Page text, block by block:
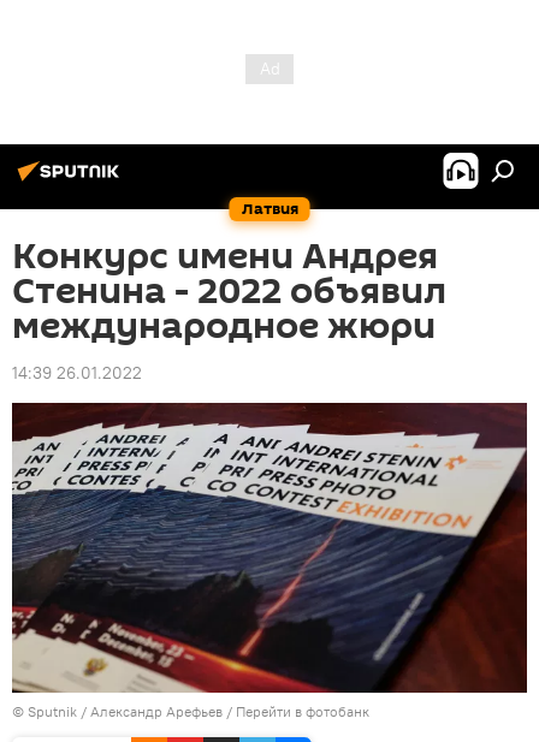
Латвия
Конкурс имени Андрея
Стенина - 2022 объявил
международное жюри
14:39 26.01.2022
© Sputnik / Александр Арефьев / Перейти в фотобанк